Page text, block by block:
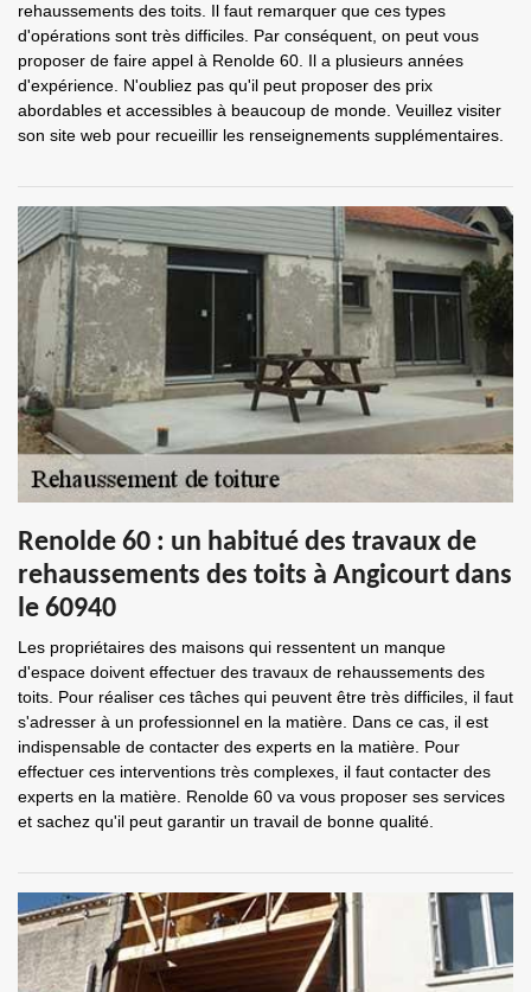
rehaussements des toits. Il faut remarquer que ces types
d'opérations sont très difficiles. Par conséquent, on peut vous
proposer de faire appel à Renolde 60. Il a plusieurs années
d'expérience. N'oubliez pas qu'il peut proposer des prix
abordables et accessibles à beaucoup de monde. Veuillez visiter
son site web pour recueillir les renseignements supplémentaires.
Renolde 60 : un habitué des travaux de
rehaussements des toits à Angicourt dans
le 60940
Les propriétaires des maisons qui ressentent un manque
d'espace doivent effectuer des travaux de rehaussements des
toits. Pour réaliser ces tâches qui peuvent être très difficiles, il faut
s'adresser à un professionnel en la matière. Dans ce cas, il est
indispensable de contacter des experts en la matière. Pour
effectuer ces interventions très complexes, il faut contacter des
experts en la matière. Renolde 60 va vous proposer ses services
et sachez qu'il peut garantir un travail de bonne qualité.